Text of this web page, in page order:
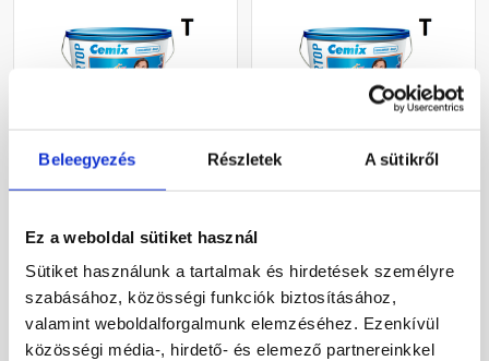
Beleegyezés Részletek A sütikről
Ez a weboldal sütiket használ
Sütiket használunk a tartalmak és hirdetések személyre
szabásához, közösségi funkciók biztosításához,
valamint weboldalforgalmunk elemzéséhez. Ezenkívül
közösségi média-, hirdető- és elemező partnereinkkel
Cemix 2802 DekorTOP
homlokzatfesték 4727 blue
15 l
Rendelésre
70 415 Ft / vödör
15 l
Rendelésre
61 930 Ft / vödör